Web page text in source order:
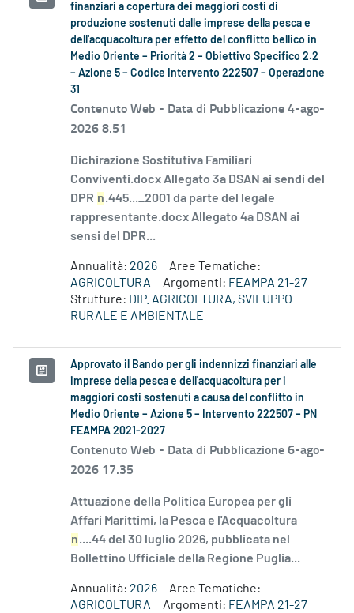
finanziari a copertura dei maggiori costi di
produzione sostenuti dalle imprese della pesca e
dell'acquacoltura per effetto del conflitto bellico in
Medio Oriente – Priorità 2 – Obiettivo Specifico 2.2
– Azione 5 – Codice Intervento 222507 – Operazione
31
Contenuto Web - Data di Pubblicazione 4-ago-
2026 8.51
Dichirazione Sostitutiva Familiari
Conviventi.docx Allegato 3a DSAN ai sendi del
DPR n.445..._2001 da parte del legale
rappresentante.docx Allegato 4a DSAN ai
sensi del DPR...
Annualità: 2026
Aree Tematiche:
AGRICOLTURA
Argomenti: FEAMPA 21-27
Strutture: DIP. AGRICOLTURA, SVILUPPO
RURALE E AMBIENTALE
Approvato il Bando per gli indennizzi finanziari alle
imprese della pesca e dell'acquacoltura per i
maggiori costi sostenuti a causa del conflitto in
Medio Oriente – Azione 5 – Intervento 222507 – PN
FEAMPA 2021-2027
Contenuto Web - Data di Pubblicazione 6-ago-
2026 17.35
Attuazione della Politica Europea per gli
Affari Marittimi, la Pesca e l'Acquacoltura
n....44 del 30 luglio 2026, pubblicata nel
Bollettino Ufficiale della Regione Puglia...
Annualità: 2026
Aree Tematiche:
AGRICOLTURA
Argomenti: FEAMPA 21-27